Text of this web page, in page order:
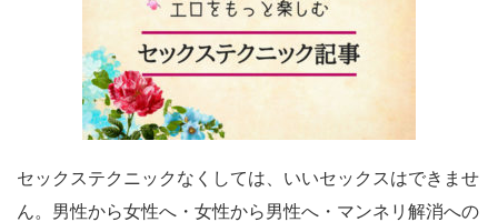
セックステクニックなくしては、いいセックスはできませ
ん。男性から女性へ・女性から男性へ・マンネリ解消への